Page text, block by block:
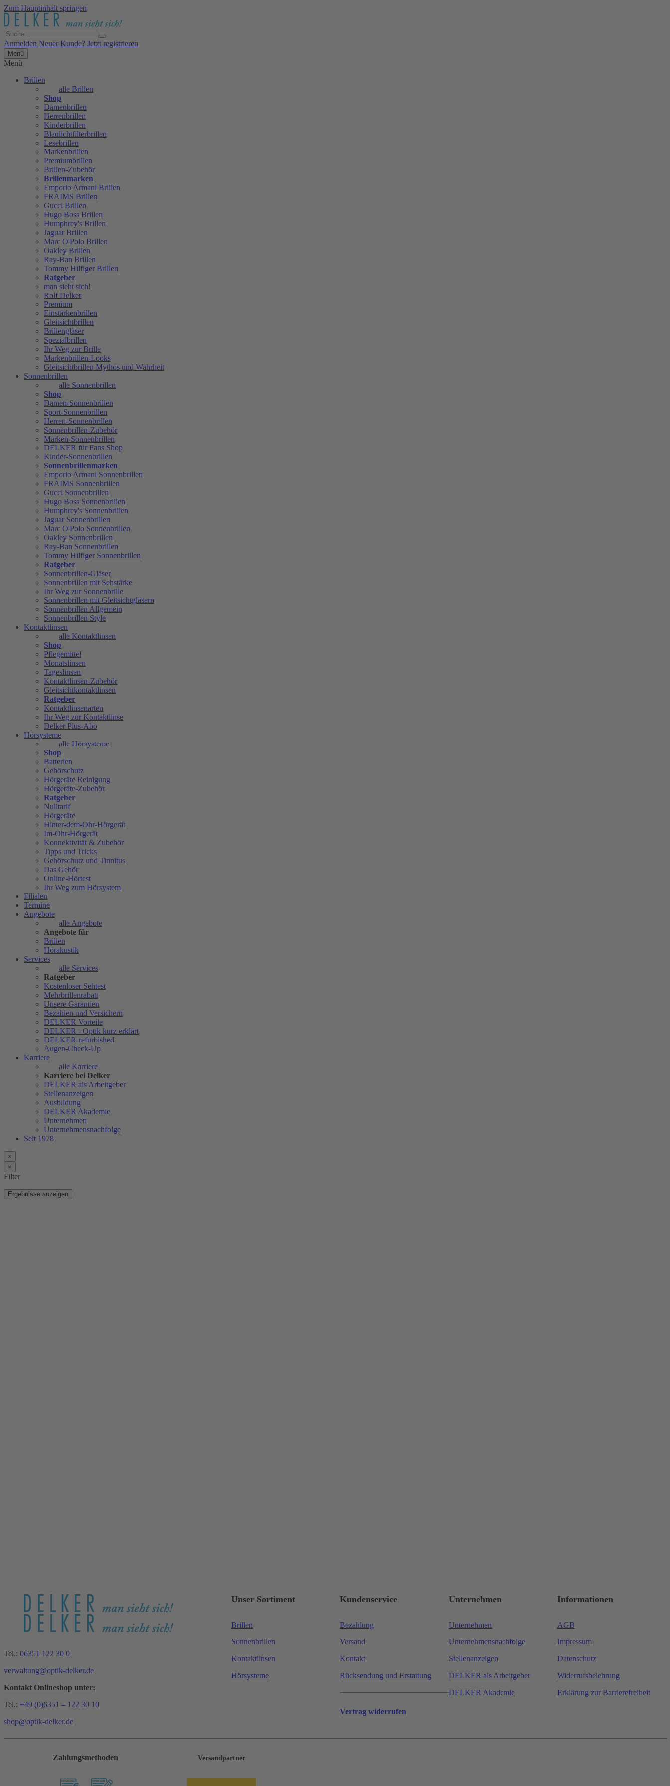
Zum Hauptinhalt springen
Anmelden Neuer Kunde? Jetzt registrieren
Menü
Menü
Brillen
alle Brillen
Shop
Damenbrillen
Herrenbrillen
Kinderbrillen
Blaulichtfilterbrillen
Lesebrillen
Markenbrillen
Premiumbrillen
Brillen-Zubehör
Brillenmarken
Emporio Armani Brillen
FRAIMS Brillen
Gucci Brillen
Hugo Boss Brillen
Humphrey's Brillen
Jaguar Brillen
Marc O'Polo Brillen
Oakley Brillen
Ray-Ban Brillen
Tommy Hilfiger Brillen
Ratgeber
man sieht sich!
Rolf Delker
Premium
Einstärkenbrillen
Gleitsichtbrillen
Brillengläser
Spezialbrillen
Ihr Weg zur Brille
Markenbrillen-Looks
Gleitsichtbrillen Mythos und Wahrheit
Sonnenbrillen
alle Sonnenbrillen
Shop
Damen-Sonnenbrillen
Sport-Sonnenbrillen
Herren-Sonnenbrillen
Sonnenbrillen-Zubehör
Marken-Sonnenbrillen
DELKER für Fans Shop
Kinder-Sonnenbrillen
Sonnenbrillenmarken
Emporio Armani Sonnenbrillen
FRAIMS Sonnenbrillen
Gucci Sonnenbrillen
Hugo Boss Sonnenbrillen
Humphrey's Sonnenbrillen
Jaguar Sonnenbrillen
Marc O'Polo Sonnenbrillen
Oakley Sonnenbrillen
Ray-Ban Sonnenbrillen
Tommy Hilfiger Sonnenbrillen
Ratgeber
Sonnenbrillen-Gläser
Sonnenbrillen mit Sehstärke
Ihr Weg zur Sonnenbrille
Sonnenbrillen mit Gleitsichtgläsern
Sonnenbrillen Allgemein
Sonnenbrillen Style
Kontaktlinsen
alle Kontaktlinsen
Shop
Pflegemittel
Monatslinsen
Tageslinsen
Kontaktlinsen-Zubehör
Gleitsichtkontaktlinsen
Ratgeber
Kontaktlinsenarten
Ihr Weg zur Kontaktlinse
Delker Plus-Abo
Hörsysteme
alle Hörsysteme
Shop
Batterien
Gehörschutz
Hörgeräte Reinigung
Hörgeräte-Zubehör
Ratgeber
Nulltarif
Hörgeräte
Hinter-dem-Ohr-Hörgerät
Im-Ohr-Hörgerät
Konnektivität & Zubehör
Tipps und Tricks
Gehörschutz und Tinnitus
Das Gehör
Online-Hörtest
Ihr Weg zum Hörsystem
Filialen
Termine
Angebote
alle Angebote
Angebote für
Brillen
Hörakustik
Services
alle Services
Ratgeber
Kostenloser Sehtest
Mehrbrillenrabatt
Unsere Garantien
Bezahlen und Versichern
DELKER Vorteile
DELKER - Optik kurz erklärt
DELKER-refurbished
Augen-Check-Up
Karriere
alle Karriere
Karriere bei Delker
DELKER als Arbeitgeber
Stellenanzeigen
Ausbildung
DELKER Akademie
Unternehmen
Unternehmensnachfolge
Seit 1978
×
×
Filter
Ergebnisse anzeigen
Tel.: 06351 122 30 0
verwaltung@optik-delker.de
Kontakt Onlineshop unter:
Tel.: +49 (0)6351 – 122 30 10
shop@optik-delker.de
Unser Sortiment
Brillen
Sonnenbrillen
Kontaktlinsen
Hörsysteme
Kundenservice
Bezahlung
Versand
Kontakt
Rücksendung und Erstattung
Vertrag widerrufen
Unternehmen
Unternehmen
Unternehmensnachfolge
Stellenanzeigen
DELKER als Arbeitgeber
DELKER Akademie
Informationen
AGB
Impressum
Datenschutz
Widerrufsbelehrung
Erklärung zur Barrierefreiheit
Zahlungsmethoden Versandpartner